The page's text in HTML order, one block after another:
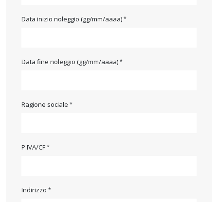
Data inizio noleggio (gg/mm/aaaa)
Data fine noleggio (gg/mm/aaaa)
Ragione sociale
P.IVA/CF
Indirizzo